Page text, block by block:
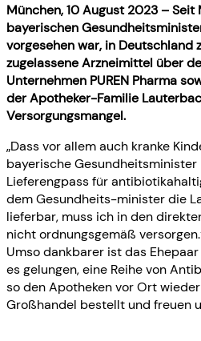
München, 10 August 2023 –
bayerischen
vorgesehen war, in Deutschland
zugelassene Arzneimittel über
Unternehmen PUREN Pharma
der Apotheker-Familie
Versorgungsmangel.
„Dass vor allem auch kranke
bayerische Gesundheitsminister
Lieferengpass für
dem Gesundheits-minister die
lieferbar, muss ich in den
nicht ordnungsgemäß
Umso dankbarer ist das
es gelungen, eine Reihe von
so den Apotheken vor Ort
Großhandel bestellt und freuen